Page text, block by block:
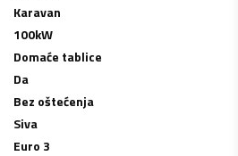
Karavan
100kW
Domaće tablice
Da
Bez oštećenja
Siva
Euro 3